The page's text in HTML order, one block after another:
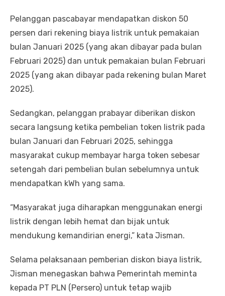
Pelanggan pascabayar mendapatkan diskon 50
persen dari rekening biaya listrik untuk pemakaian
bulan Januari 2025 (yang akan dibayar pada bulan
Februari 2025) dan untuk pemakaian bulan Februari
2025 (yang akan dibayar pada rekening bulan Maret
2025).
Sedangkan, pelanggan prabayar diberikan diskon
secara langsung ketika pembelian token listrik pada
bulan Januari dan Februari 2025, sehingga
masyarakat cukup membayar harga token sebesar
setengah dari pembelian bulan sebelumnya untuk
mendapatkan kWh yang sama.
“Masyarakat juga diharapkan menggunakan energi
listrik dengan lebih hemat dan bijak untuk
mendukung kemandirian energi,” kata Jisman.
Selama pelaksanaan pemberian diskon biaya listrik,
Jisman menegaskan bahwa Pemerintah meminta
kepada PT PLN (Persero) untuk tetap wajib